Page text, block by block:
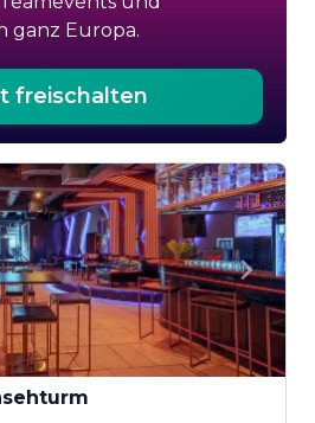
ganz Europa.
freischalten